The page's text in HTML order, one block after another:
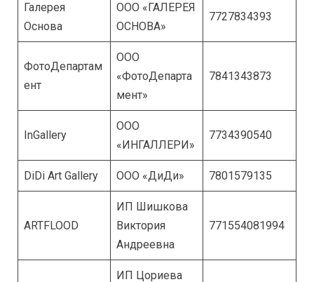
Галерея
Основа
ООО «ГАЛЕРЕЯ
ОСНОВА»
7727834393
ФотоДепартам
ент
ООО
«ФотоДепарта
мент»
7841343873
InGallery
ООО
«ИНГАЛЛЕРИ»
7734390540
DiDi Art Gallery ООО «ДиДи» 7801579135
ARTFLOOD
ИП Шишкова
Виктория
Андреевна
771554081994
ИП Цориева